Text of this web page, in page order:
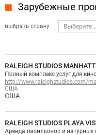
Зарубежные
выбрать страну Выберите...
США
США
http://www.raleighstudios.com/
RALEIGH STUDIOS
Полный комплекс услуг для
RALEIGH STUDIOS PLAYA
Аренда павильонов и натурных